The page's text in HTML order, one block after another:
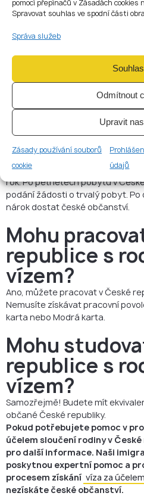
pomocí přepínačů v Zásadách
Spravovat souhlas ve spodní části
Správa služeb
Odmítnout
Upravit
Zásady používání souborů
cookie
údajů
Vstup do
Jakmile bude vaše vízum
České republiky. Po příjezdu
cizinecké policie do tří dnů od
Platnost
účelem
Když podáte žádost o sloučení
povolení k pobytu v České
odpovídá platnosti povolení k
kterým se slučujete. Tato doba
rok. Po pěti letech pobytu v
podání žádosti o trvalý pobyt.
nárok dostat české občanství.
Mohu
republice s
vízem?
Ano, můžete pracovat v České
Nemusíte získávat pracovní
karta nebo Modrá karta.
Mohu
republice s
vízem?
Samozřejmě! Budete mít
občané České republiky.
Pokud potřebujete pomoc v
účelem sloučení rodiny v
pro další informace. Naši
poskytnou expertní pomoc a
procesem získání víza za účelem
nezískáte české občanství.